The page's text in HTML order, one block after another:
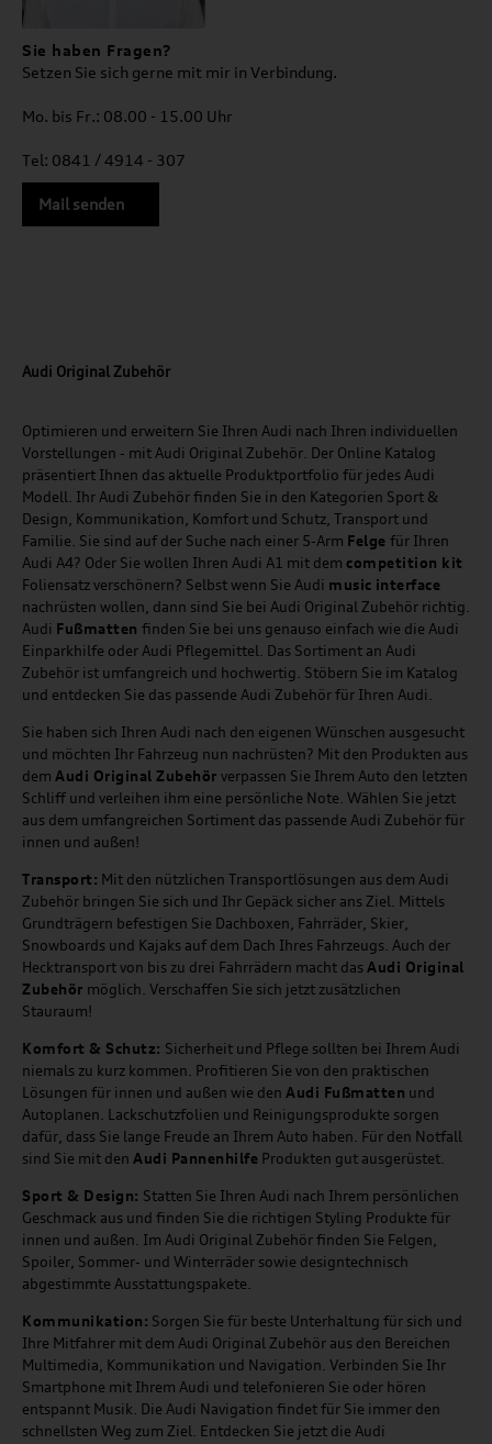
Sie haben Fragen?
Setzen Sie sich gerne mit mir in Verbindung.
Mo. bis Fr.: 08.00 - 15.00 Uhr
Tel: 0841 / 4914 - 307
Mail senden
Audi Original Zubehör
Optimieren und erweitern Sie Ihren Audi nach Ihren individuellen
Vorstellungen - mit Audi Original Zubehör. Der Online Katalog
präsentiert Ihnen das aktuelle Produktportfolio für jedes Audi
Modell. Ihr Audi Zubehör finden Sie in den Kategorien Sport &
Design, Kommunikation, Komfort und Schutz, Transport und
Familie. Sie sind auf der Suche nach einer 5-Arm Felge für Ihren
Audi A4? Oder Sie wollen Ihren Audi A1 mit dem competition kit
Foliensatz verschönern? Selbst wenn Sie Audi music interface
nachrüsten wollen, dann sind Sie bei Audi Original Zubehör richtig.
Audi Fußmatten finden Sie bei uns genauso einfach wie die Audi
Einparkhilfe oder Audi Pflegemittel. Das Sortiment an Audi
Zubehör ist umfangreich und hochwertig. Stöbern Sie im Katalog
und entdecken Sie das passende Audi Zubehör für Ihren Audi.
Sie haben sich Ihren Audi nach den eigenen Wünschen ausgesucht
und möchten Ihr Fahrzeug nun nachrüsten? Mit den Produkten aus
dem Audi Original Zubehör verpassen Sie Ihrem Auto den letzten
Schliff und verleihen ihm eine persönliche Note. Wählen Sie jetzt
aus dem umfangreichen Sortiment das passende Audi Zubehör für
innen und außen!
Transport: Mit den nützlichen Transportlösungen aus dem Audi
Zubehör bringen Sie sich und Ihr Gepäck sicher ans Ziel. Mittels
Grundträgern befestigen Sie Dachboxen, Fahrräder, Skier,
Snowboards und Kajaks auf dem Dach Ihres Fahrzeugs. Auch der
Hecktransport von bis zu drei Fahrrädern macht das Audi Original
Zubehör möglich. Verschaffen Sie sich jetzt zusätzlichen
Stauraum!
Komfort & Schutz: Sicherheit und Pflege sollten bei Ihrem Audi
niemals zu kurz kommen. Profitieren Sie von den praktischen
Lösungen für innen und außen wie den Audi Fußmatten und
Autoplanen. Lackschutzfolien und Reinigungsprodukte sorgen
dafür, dass Sie lange Freude an Ihrem Auto haben. Für den Notfall
sind Sie mit den Audi Pannenhilfe Produkten gut ausgerüstet.
Sport & Design: Statten Sie Ihren Audi nach Ihrem persönlichen
Geschmack aus und finden Sie die richtigen Styling Produkte für
innen und außen. Im Audi Original Zubehör finden Sie Felgen,
Spoiler, Sommer- und Winterräder sowie designtechnisch
abgestimmte Ausstattungspakete.
Kommunikation: Sorgen Sie für beste Unterhaltung für sich und
Ihre Mitfahrer mit dem Audi Original Zubehör aus den Bereichen
Multimedia, Kommunikation und Navigation. Verbinden Sie Ihr
Smartphone mit Ihrem Audi und telefonieren Sie oder hören
entspannt Musik. Die Audi Navigation findet für Sie immer den
schnellsten Weg zum Ziel. Entdecken Sie jetzt die Audi